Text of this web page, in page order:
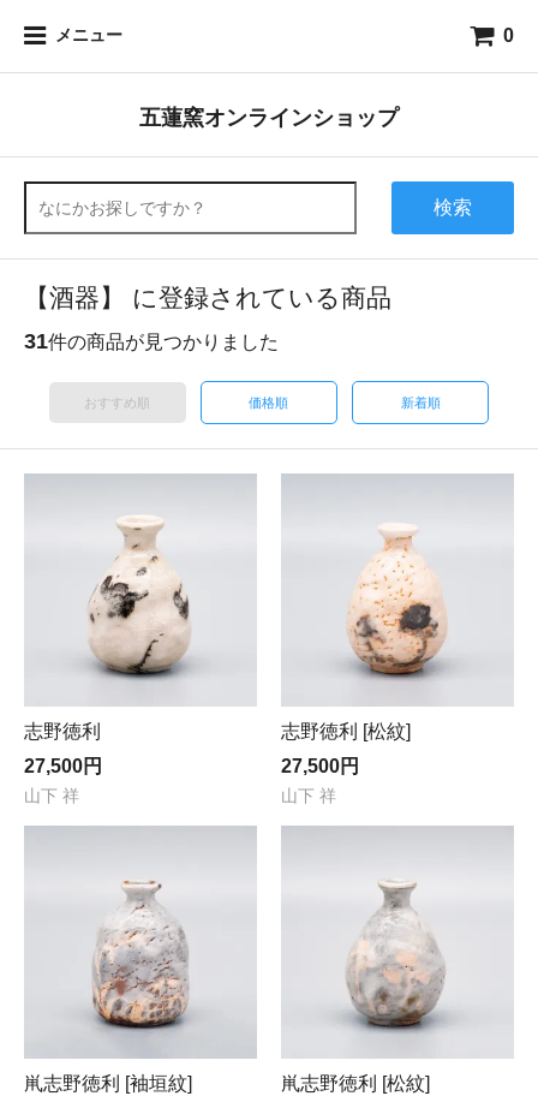
メニュー 0
五蓮窯オンラインショップ
検索
【酒器】 に登録されている商品
31件の商品が見つかりました
おすすめ順 価格順 新着順
志野徳利
27,500円
山下 祥
志野徳利 [松紋]
27,500円
山下 祥
鼡志野徳利 [袖垣紋]
鼡志野徳利 [松紋]